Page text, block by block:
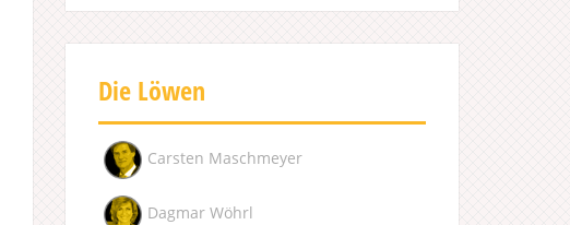
Die Löwen
Carsten Maschmeyer
Dagmar Wöhrl